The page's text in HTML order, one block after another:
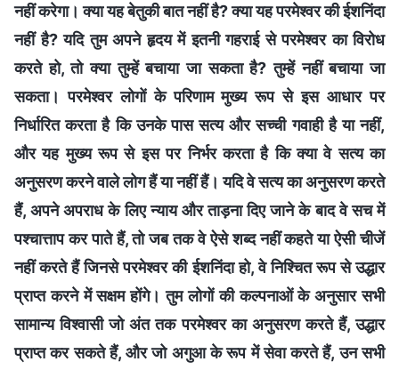
नहीं करेगा। क्या यह बेतुकी बात नहीं है? क्या यह परमेश्वर की ईशनिंदा
नहीं है? यदि तुम अपने हृदय में इतनी गहराई से परमेश्वर का विरोध
करते हो, तो क्या तुम्हें बचाया जा सकता है? तुम्हें नहीं बचाया जा
सकता। परमेश्वर लोगों के परिणाम मुख्य रूप से इस आधार पर
निर्धारित करता है कि उनके पास सत्य और सच्ची गवाही है या नहीं,
और यह मुख्य रूप से इस पर निर्भर करता है कि क्या वे सत्य का
अनुसरण करने वाले लोग हैं या नहीं हैं। यदि वे सत्य का अनुसरण करते
हैं, अपने अपराध के लिए न्याय और ताड़ना दिए जाने के बाद वे सच में
पश्चात्ताप कर पाते हैं, तो जब तक वे ऐसे शब्द नहीं कहते या ऐसी चीजें
नहीं करते हैं जिनसे परमेश्वर की ईशनिंदा हो, वे निश्चित रूप से उद्धार
प्राप्त करने में सक्षम होंगे। तुम लोगों की कल्पनाओं के अनुसार सभी
सामान्य विश्वासी जो अंत तक परमेश्वर का अनुसरण करते हैं, उद्धार
प्राप्त कर सकते हैं, और जो अगुआ के रूप में सेवा करते हैं, उन सभी